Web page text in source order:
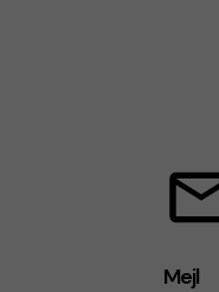
Mejl